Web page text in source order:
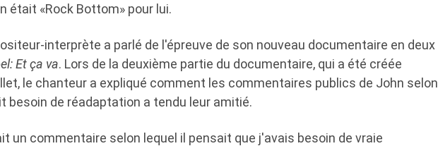
était «Rock Bottom» pour lui.
interprète a parlé de l'épreuve de son nouveau documentaire en deux
Et ça va. Lors de la deuxième partie du documentaire, qui a été créée
le chanteur a expliqué comment les commentaires publics de John selon
besoin de réadaptation a tendu leur amitié.
un commentaire selon lequel il pensait que j'avais besoin de vraie